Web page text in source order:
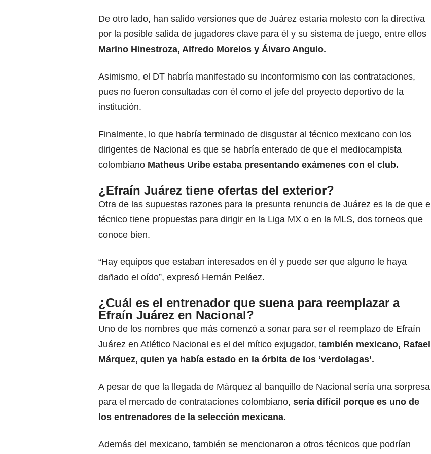
De otro lado, han salido versiones que de Juárez estaría molesto con la directiva
por la posible salida de jugadores clave para él y su sistema de juego, entre ellos
Marino Hinestroza, Alfredo Morelos y Álvaro Angulo.
Asimismo, el DT habría manifestado su inconformismo con las contrataciones,
pues no fueron consultadas con él como el jefe del proyecto deportivo de la
institución.
Finalmente, lo que habría terminado de disgustar al técnico mexicano con los
dirigentes de Nacional es que se habría enterado de que el mediocampista
colombiano Matheus Uribe estaba presentando exámenes con el club.
¿Efraín Juárez tiene ofertas del exterior?
Otra de las supuestas razones para la presunta renuncia de Juárez es la de que el
técnico tiene propuestas para dirigir en la Liga MX o en la MLS, dos torneos que
conoce bien.
“Hay equipos que estaban interesados en él y puede ser que alguno le haya
dañado el oído”, expresó Hernán Peláez.
¿Cuál es el entrenador que suena para reemplazar a
Efraín Juárez en Nacional?
Uno de los nombres que más comenzó a sonar para ser el reemplazo de Efraín
Juárez en Atlético Nacional es el del mítico exjugador, también mexicano, Rafael
Márquez, quien ya había estado en la órbita de los ‘verdolagas’.
A pesar de que la llegada de Márquez al banquillo de Nacional sería una sorpresa
para el mercado de contrataciones colombiano, sería difícil porque es uno de
los entrenadores de la selección mexicana.
Además del mexicano, también se mencionaron a otros técnicos que podrían